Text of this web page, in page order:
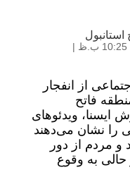
استانبول
|
از انفجار
فاتح
ایسنا، ویدئوهای
را نشان می‌دهند
مردم از دور
حالی به وقوع